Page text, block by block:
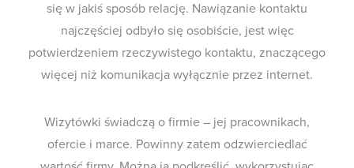
się w jakiś sposób relację. Nawiązanie kontaktu
najczęściej odbyło się osobiście, jest więc
potwierdzeniem rzeczywistego kontaktu, znaczącego
więcej niż komunikacja wyłącznie przez internet.
Wizytówki świadczą o firmie – jej pracownikach,
ofercie i marce. Powinny zatem odzwierciedlać